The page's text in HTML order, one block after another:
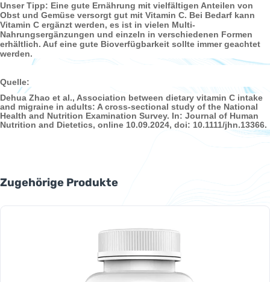
Unser Tipp: Eine gute Ernährung mit vielfältigen Anteilen von
Obst und Gemüse versorgt gut mit Vitamin C. Bei Bedarf kann
Vitamin C ergänzt werden, es ist in vielen Multi-
Nahrungsergänzungen und einzeln in verschiedenen Formen
erhältlich. Auf eine gute Bioverfügbarkeit sollte immer geachtet
werden.
Quelle:
Dehua Zhao et al., Association between dietary vitamin C intake
and migraine in adults: A cross-sectional study of the National
Health and Nutrition Examination Survey. In: Journal of Human
Nutrition and Dietetics, online 10.09.2024, doi: 10.1111/jhn.13366.
Produktgalerie überspringen
Zugehörige Produkte